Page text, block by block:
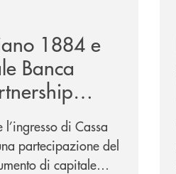
1884 e
Banca
l’ingresso di Cassa
partecipazione del
di capitale